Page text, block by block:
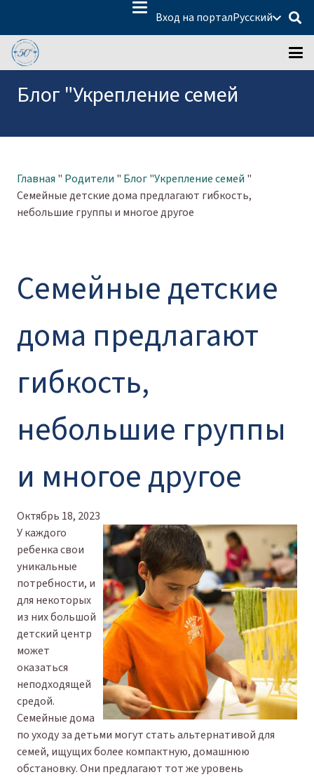
Вход на порталРусский
Блог "Укрепление семей
Главная " Родители " Блог "Укрепление семей "
Семейные детские дома предлагают гибкость,
небольшие группы и многое другое
Семейные детские
дома предлагают
гибкость,
небольшие группы
и многое другое
Октябрь 18, 2023
У каждого
ребенка свои
уникальные
потребности, и
для некоторых
из них большой
детский центр
может
оказаться
неподходящей
средой.
Семейные дома
по уходу за детьми могут стать альтернативой для
семей, ищущих более компактную, домашнюю
обстановку. Они предлагают тот же уровень